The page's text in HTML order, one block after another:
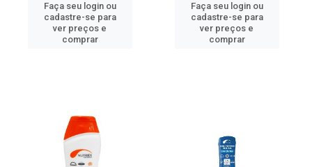
Faça seu login ou
cadastre-se para
ver preços e
comprar
Faça seu login ou
cadastre-se para
ver preços e
comprar